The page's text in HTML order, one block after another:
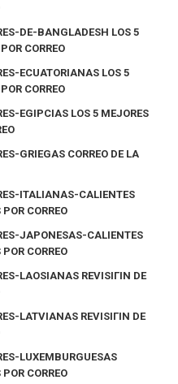
DE-BANGLADESH LOS 5
CORREO
ECUATORIANAS LOS 5
CORREO
EGIPCIAS LOS 5 MEJORES
GRIEGAS CORREO DE LA
ITALIANAS-CALIENTES
CORREO
JAPONESAS-CALIENTES
CORREO
LAOSIANAS REVISIГІN DE
LATVIANAS REVISIГІN DE
LUXEMBURGUESAS
CORREO